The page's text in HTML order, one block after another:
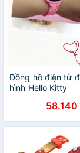
Đồng hồ điện tử
hình Hello Kitty
58.140